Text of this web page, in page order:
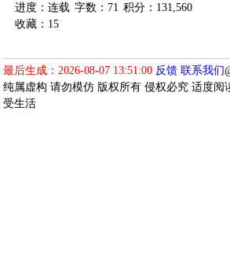
进度：连载 字数：71 积分：131,560
收藏：15
最后生成：2026-08-07 13:51:00 反馈 联系我们
纯属虚构 请勿模仿 版权所有 侵权必究 适度阅
受生活